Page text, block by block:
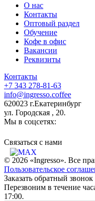
О нас
Контакты
Оптовый раздел
Обучение
Кофе в офис
Вакансии
Реквизиты
Контакты
+7 343 278-81-63
info@ingresso.coffee
620023 г.Екатеринбург
ул. Городская , 20.
Мы в соцсетях:
Связаться c нами
© 2026 «Ingresso». Все
Пользовательское
Заказать обратный звонок
Перезвоним в течение
17:00.